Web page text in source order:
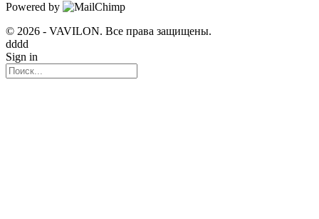
Powered by
© 2026 - VAVILON. Все права защищены.
dddd
Sign in